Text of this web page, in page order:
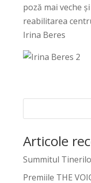
poză mai veche
reabilitarea
Irina Beres
Articole
Summitul
Premiile THE